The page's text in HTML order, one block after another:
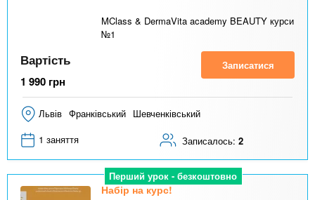
MClass & DermaVita academy BEAUTY курси
№1
Вартість
1 990 грн
Записатися
Львів Франківський Шевченківський
1 заняття
Записалось: 2
Перший урок - безкоштовно
Набір на курс!